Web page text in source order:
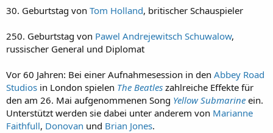
30. Geburtstag von Tom Holland, britischer Schauspieler
250. Geburtstag von Pawel Andrejewitsch Schuwalow,
russischer General und Diplomat
Vor 60 Jahren: Bei einer Aufnahmesession in den Abbey Road
Studios in London spielen The Beatles zahlreiche Effekte für
den am 26. Mai aufgenommenen Song Yellow Submarine ein.
Unterstützt werden sie dabei unter anderem von Marianne
Faithfull, Donovan und Brian Jones.